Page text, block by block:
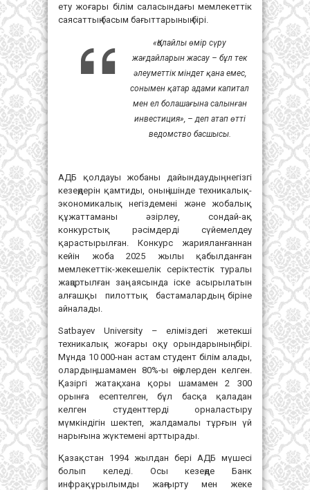
ету жоғары білім саласындағы мемлекеттік
саясаттың басым бағыттарының бірі.
«Қолайлы өмір сүру
жағдайларын жасау – бұл тек
әлеуметтік міндет қана емес,
сонымен қатар адами капитал
мен ел болашағына салынған
инвестиция», – деп атап өтті
ведомство басшысы.
АДБ қолдауы жобаны дайындаудың негізгі
кезеңдерін қамтиды, оның ішінде техникалық-
экономикалық негіздемені және жобалық
құжаттаманы әзірлеу, сондай-ақ
конкурстық рәсімдерді сүйемелдеу
қарастырылған. Конкурс жарияланғаннан
кейін жоба 2025 жылы қабылданған
мемлекеттік-жекешелік серіктестік туралы
жаңартылған заң аясында іске асырылатын
алғашқы пилоттық бастамалардың біріне
айналады.
Satbayev University – еліміздегі жетекші
техникалық жоғары оқу орындарының бірі.
Мұнда 10 000-нан астам студент білім алады,
олардың шамамен 80%-ы өңірлерден келген.
Қазіргі жатақхана қоры шамамен 2 300
орынға есептелген, бұл басқа қаладан
келген студенттерді орналастыру
мүмкіндігін шектеп, жалдамалы тұрғын үй
нарығына жүктемені арттырады.
Қазақстан 1994 жылдан бері АДБ мүшесі
болып келеді. Осы кезеңде Банк
инфрақұрылымды жаңғырту мен жеке